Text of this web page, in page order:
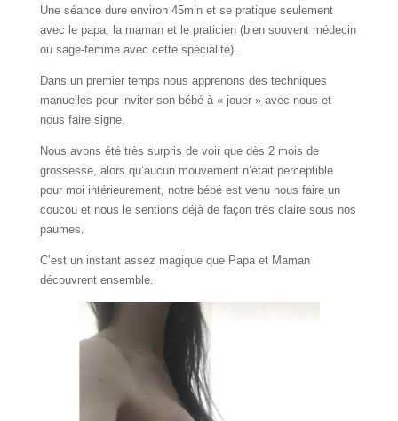
Une séance dure environ 45min et se pratique seulement
avec le papa, la maman et le praticien (bien souvent médecin
ou sage-femme avec cette spécialité).
Dans un premier temps nous apprenons des techniques
manuelles pour inviter son bébé à « jouer » avec nous et
nous faire signe.
Nous avons été très surpris de voir que dès 2 mois de
grossesse, alors qu’aucun mouvement n’était perceptible
pour moi intérieurement, notre bébé est venu nous faire un
coucou et nous le sentions déjà de façon très claire sous nos
paumes.
C’est un instant assez magique que Papa et Maman
découvrent ensemble.